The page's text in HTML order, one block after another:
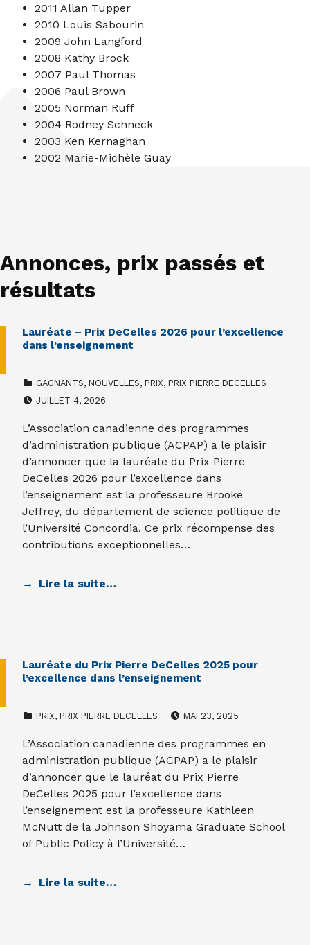
2011 Allan Tupper
2010 Louis Sabourin
2009 John Langford
2008 Kathy Brock
2007 Paul Thomas
2006 Paul Brown
2005 Norman Ruff
2004 Rodney Schneck
2003 Ken Kernaghan
2002 Marie-Michèle Guay
Annonces, prix passés et
résultats
Lauréate – Prix DeCelles 2026 pour l’excellence
dans l’enseignement
GAGNANTS, NOUVELLES, PRIX, PRIX PIERRE DECELLES
JUILLET 4, 2026
L’Association canadienne des programmes
d’administration publique (ACPAP) a le plaisir
d’annoncer que la lauréate du Prix Pierre
DeCelles 2026 pour l’excellence dans
l’enseignement est la professeure Brooke
Jeffrey, du département de science politique de
l’Université Concordia. Ce prix récompense des
contributions exceptionnelles…
Lire la suite…
Lauréate du Prix Pierre DeCelles 2025 pour
l’excellence dans l’enseignement
PRIX, PRIX PIERRE DECELLES MAI 23, 2025
L’Association canadienne des programmes en
administration publique (ACPAP) a le plaisir
d’annoncer que le lauréat du Prix Pierre
DeCelles 2025 pour l’excellence dans
l’enseignement est la professeure Kathleen
McNutt de la Johnson Shoyama Graduate School
of Public Policy à l’Université…
Lire la suite…